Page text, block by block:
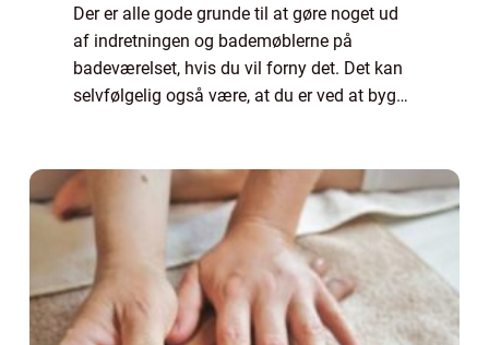
Der er alle gode grunde til at gøre noget ud
af indretningen og bademøblerne på
badeværelset, hvis du vil forny det. Det kan
selvfølgelig også være, at du er ved at bygge